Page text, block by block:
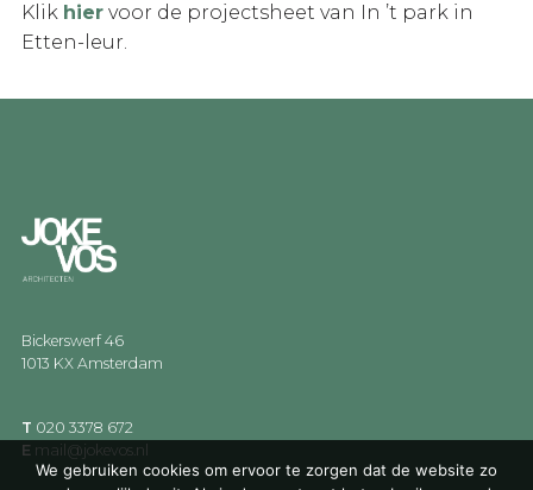
Klik hier voor de projectsheet van In ’t park in
Etten-leur.
Bickerswerf 46
1013 KX Amsterdam
T 020 3378 672
E mail@jokevos.nl
We gebruiken cookies om ervoor te zorgen dat de website zo